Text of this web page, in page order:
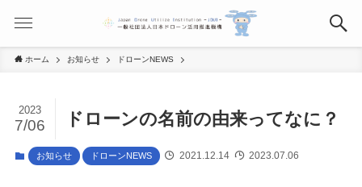
ホーム お知らせ ドローンNEWS
ドローンの名前の由来ってなに？
2023
7/06
お知らせ ドローンNEWS 2021.12.14 2023.07.06